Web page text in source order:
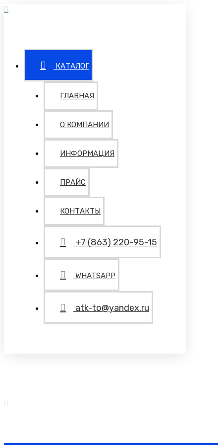
КАТАЛОГ
ГЛАВНАЯ
О КОМПАНИИ
ИНФОРМАЦИЯ
ПРАЙС
КОНТАКТЫ
+7 (863) 220-95-15
WHATSAPP
atk-to@yandex.ru